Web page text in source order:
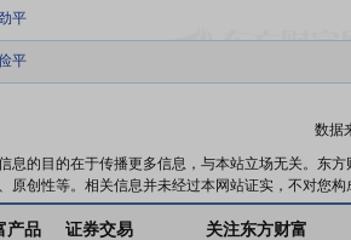
平
平
数据
息的目的在于传播更多信息，与本站立场无关。东
原创性等。相关信息并未经过本网站证实，不对您
产品 证券交易 关注东方财富